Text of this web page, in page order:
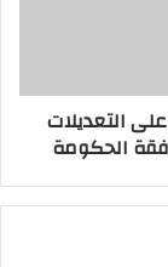
التعديلات
الحكومة